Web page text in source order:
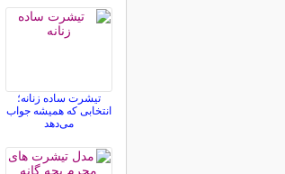
تیشرت ساده زنانه؛
انتخابی که همیشه جواب
می‌دهد